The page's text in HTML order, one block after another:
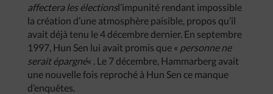
affectera les électionsl’impunité rendant impossible
la création d’une atmosphère paisible, propos qu’il
avait déjà tenu le 4 décembre dernier. En septembre
1997, Hun Sen lui avait promis que « personne ne
serait épargné« . Le 7 décembre, Hammarberg avait
une nouvelle fois reproché à Hun Sen ce manque
d’enquêtes.